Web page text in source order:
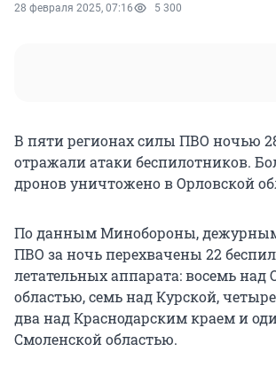
28 февраля 2025, 07:16 5 300
В пяти регионах силы ПВО ночью
отражали атаки беспилотников.
дронов уничтожено в Орловской
По данным Минобороны,
ПВО за ночь перехвачены 22
летательных аппарата: восемь над
областью, семь над Курской,
два над Краснодарским краем и
Смоленской областью.